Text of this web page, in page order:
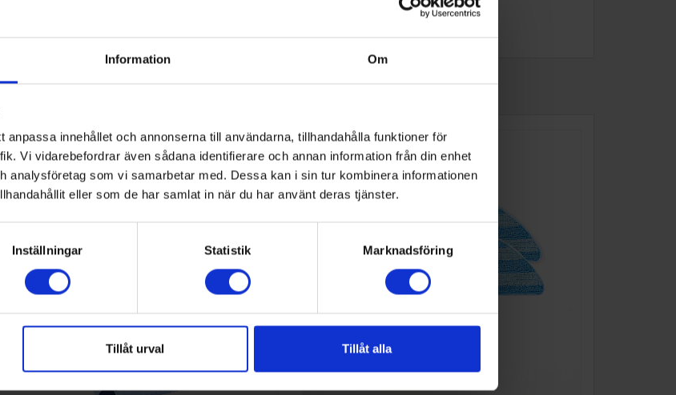
Information Om
anpassa innehållet och annonserna till användarna, tillhandahålla funktioner för
Vi vidarebefordrar även sådana identifierare och annan information från din enhet
analysföretag som vi samarbetar med. Dessa kan i sin tur kombinera informationen
eller som de har samlat in när du har använt deras tjänster.
Inställningar Statistik Marknadsföring
Tillåt urval Tillåt alla